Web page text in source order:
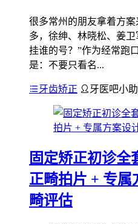
很多常州的朋友拿着方
多，徐绅、林晓松、姜
挂谁的号？”作为经常跑
是：不要只看名...
牙齿矫正 牙医吧小
固定矫正初诊全
正畸拍片 + 专属
畸评估